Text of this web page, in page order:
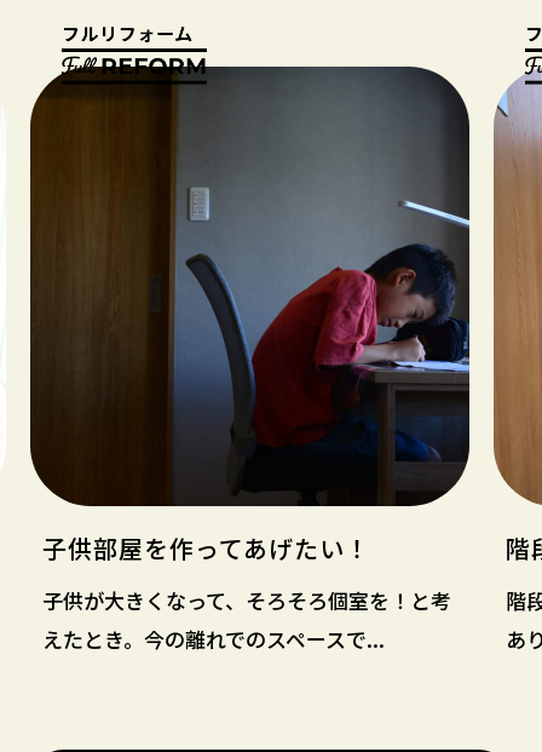
子供部屋を作ってあげたい！
子供が大きくなって、そろそろ個室を！と考
えたとき。今の離れでのスペースで...
階
階
あ